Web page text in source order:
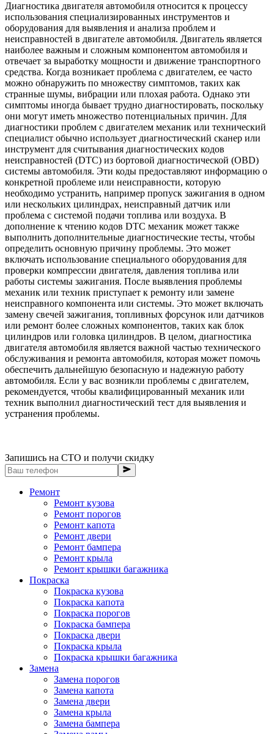
Диагностика двигателя автомобиля относится к процессу
использования специализированных инструментов и
оборудования для выявления и анализа проблем и
неисправностей в двигателе автомобиля. Двигатель является
наиболее важным и сложным компонентом автомобиля и
отвечает за выработку мощности и движение транспортного
средства. Когда возникает проблема с двигателем, ее часто
можно обнаружить по множеству симптомов, таких как
странные шумы, вибрации или плохая работа. Однако эти
симптомы иногда бывает трудно диагностировать, поскольку
они могут иметь множество потенциальных причин. Для
диагностики проблем с двигателем механик или технический
специалист обычно использует диагностический сканер или
инструмент для считывания диагностических кодов
неисправностей (DTC) из бортовой диагностической (OBD)
системы автомобиля. Эти коды предоставляют информацию о
конкретной проблеме или неисправности, которую
необходимо устранить, например пропуск зажигания в одном
или нескольких цилиндрах, неисправный датчик или
проблема с системой подачи топлива или воздуха. В
дополнение к чтению кодов DTC механик может также
выполнить дополнительные диагностические тесты, чтобы
определить основную причину проблемы. Это может
включать использование специального оборудования для
проверки компрессии двигателя, давления топлива или
работы системы зажигания. После выявления проблемы
механик или техник приступает к ремонту или замене
неисправного компонента или системы. Это может включать
замену свечей зажигания, топливных форсунок или датчиков
или ремонт более сложных компонентов, таких как блок
цилиндров или головка цилиндров. В целом, диагностика
двигателя автомобиля является важной частью технического
обслуживания и ремонта автомобиля, которая может помочь
обеспечить дальнейшую безопасную и надежную работу
автомобиля. Если у вас возникли проблемы с двигателем,
рекомендуется, чтобы квалифицированный механик или
техник выполнил диагностический тест для выявления и
устранения проблемы.
Запишись на СТО и получи скидку
Ремонт
Ремонт кузова
Ремонт порогов
Ремонт капота
Ремонт двери
Ремонт бампера
Ремонт крыла
Ремонт крышки багажника
Покраска
Покраска кузова
Покраска капота
Покраска порогов
Покраска бампера
Покраска двери
Покраска крыла
Покраска крышки багажника
Замена
Замена порогов
Замена капота
Замена двери
Замена крыла
Замена бампера